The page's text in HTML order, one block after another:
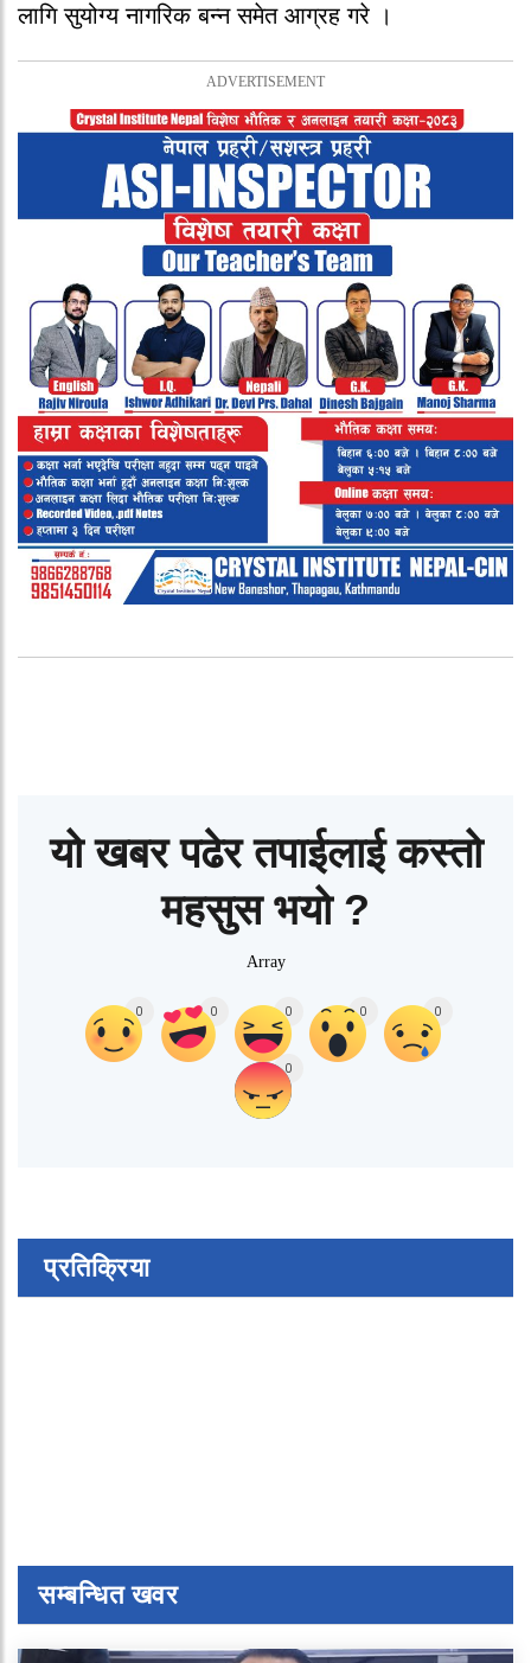
लागि सुयोग्य नागरिक बन्न समेत आग्रह गरे ।
यो खबर पढेर तपाईलाई कस्तो
महसुस भयो ?
Array
0 0 0 0 0
0
प्रतिक्रिया
सम्बन्धित खवर